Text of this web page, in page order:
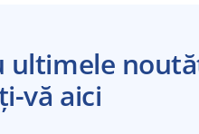
ultimele
vă aici